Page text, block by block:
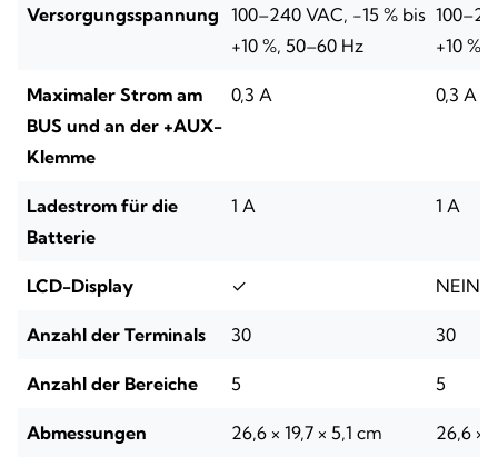
Versorgungsspannung 100–240 VAC, -15 % bis
+10 %, 50–60 Hz
+10 %,
Maximaler Strom am
BUS und an der +AUX-
Klemme
0,3 A 0,3 A
Ladestrom für die
Batterie
1 A 1 A
LCD-Display ✓ NEIN
Anzahl der Terminals 30 30
Anzahl der Bereiche 5 5
Abmessungen 26,6 × 19,7 × 5,1 cm 26,6 ×